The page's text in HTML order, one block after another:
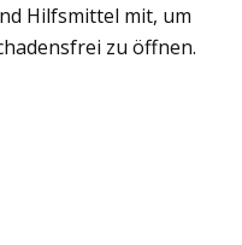
Hilfsmittel mit, um
zu öffnen.